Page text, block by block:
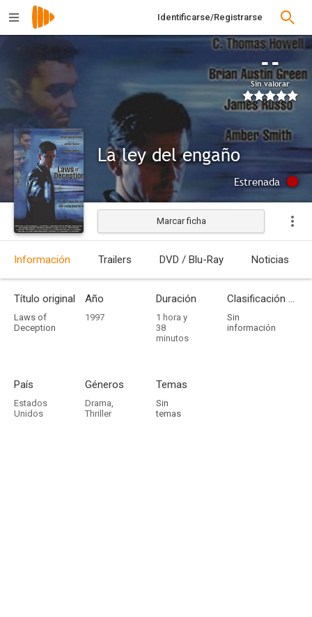
Identificarse/Registrarse
--
Sin valorar
La ley del engaño
Estrenada
Marcar ficha
Información Trailers DVD / Blu-Ray Noticias
Título original
Laws of
Deception
Año
1997
Duración
1 hora y
38
minutos
Clasificación por edades
Sin
información
País
Estados
Unidos
Géneros
Drama,
Thriller
Temas
Sin
temas